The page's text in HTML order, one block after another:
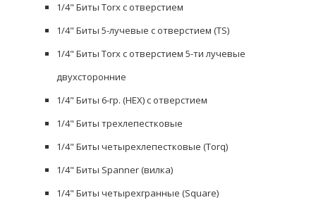
1/4" Биты Torx с отверстием
1/4" Биты 5-лучевые с отверстием (TS)
1/4" Биты Torx с отверстием 5-ти лучевые
двухсторонние
1/4" Биты 6-гр. (HEX) с отверстием
1/4" Биты трехлепестковые
1/4" Биты четырехлепестковые (Torq)
1/4" Биты Spanner (вилка)
1/4" Биты четырехгранные (Square)